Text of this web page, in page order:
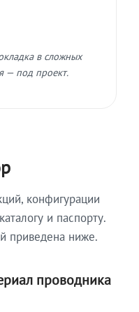
в сложных
— под проект.
конфигурации
и паспорту.
приведена ниже.
проводника